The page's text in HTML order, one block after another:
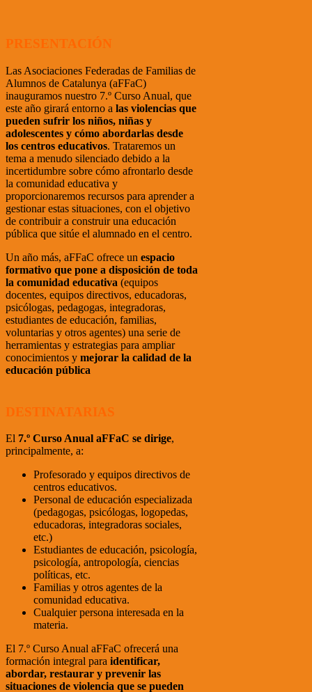
PRESENTACIÓN
Las Asociaciones Federadas de Familias de
Alumnos de Catalunya (aFFaC)
inauguramos nuestro 7.º Curso Anual, que
este año girará entorno a las violencias que
pueden sufrir los niños, niñas y
adolescentes y cómo abordarlas desde
los centros educativos. Trataremos un
tema a menudo silenciado debido a la
incertidumbre sobre cómo afrontarlo desde
la comunidad educativa y
proporcionaremos recursos para aprender a
gestionar estas situaciones, con el objetivo
de contribuir a construir una educación
pública que sitúe el alumnado en el centro.
Un año más, aFFaC ofrece un espacio
formativo que pone a disposición de toda
la comunidad educativa (equipos
docentes, equipos directivos, educadoras,
psicólogas, pedagogas, integradoras,
estudiantes de educación, familias,
voluntarias y otros agentes) una serie de
herramientas y estrategias para ampliar
conocimientos y mejorar la calidad de la
educación pública
DESTINATARIAS
El 7.º Curso Anual aFFaC se dirige,
principalmente, a:
Profesorado y equipos directivos de
centros educativos.
Personal de educación especializada
(pedagogas, psicólogas, logopedas,
educadoras, integradoras sociales,
etc.)
Estudiantes de educación, psicología,
psicología, antropología, ciencias
políticas, etc.
Familias y otros agentes de la
comunidad educativa.
Cualquier persona interesada en la
materia.
El 7.º Curso Anual aFFaC ofrecerá una
formación integral para identificar,
abordar, restaurar y prevenir las
situaciones de violencia que se pueden